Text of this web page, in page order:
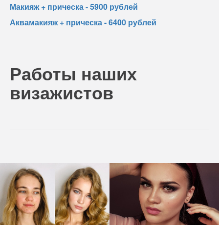
Макияж + прическа - 5900 рублей
Аквамакияж + прическа - 6400 рублей
Работы наших
визажистов